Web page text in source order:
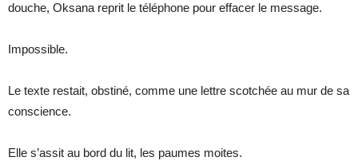
douche, Oksana reprit le téléphone pour effacer le message.
Impossible.
Le texte restait, obstiné, comme une lettre scotchée au mur de sa
conscience.
Elle s’assit au bord du lit, les paumes moites.